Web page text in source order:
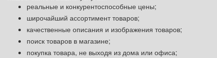
реальные и конкурентоспособные цены;
широчайший ассортимент товаров;
качественные описания и изображения товаров;
поиск товаров в магазине;
покупка товара, не выходя из дома или офиса;